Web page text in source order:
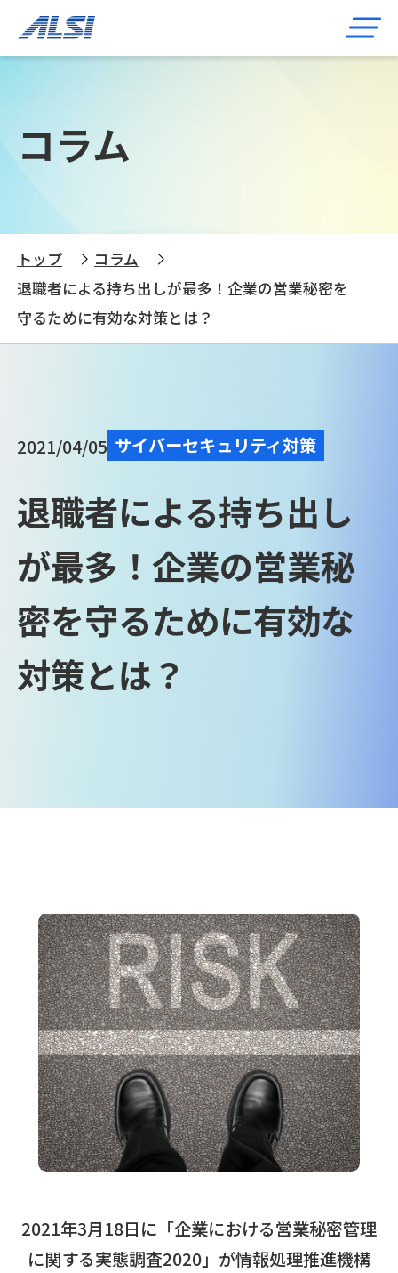
コラム
トップ
コラム
退職者による持ち出しが最多！企業の営業秘密を
守るために有効な対策とは？
2021/04/05 サイバーセキュリティ対策
退職者による持ち出し
が最多！企業の営業秘
密を守るために有効な
対策とは？
2021年3月18日に「企業における営業秘密管理
に関する実態調査2020」が情報処理推進機構